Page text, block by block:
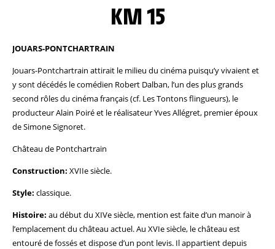
KM 15
JOUARS-PONTCHARTRAIN
Jouars-Pontchartrain attirait le milieu du cinéma puisqu’y vivaient et
y sont décédés le comédien Robert Dalban, l’un des plus grands
second rôles du cinéma français (cf. Les Tontons flingueurs), le
producteur Alain Poiré et le réalisateur Yves Allégret, premier époux
de Simone Signoret.
Château de Pontchartrain
Construction: XVIIe siècle.
Style: classique.
Histoire: au début du XIVe siècle, mention est faite d’un manoir à
l’emplacement du château actuel. Au XVIe siècle, le château est
entouré de fossés et dispose d’un pont levis. Il appartient depuis